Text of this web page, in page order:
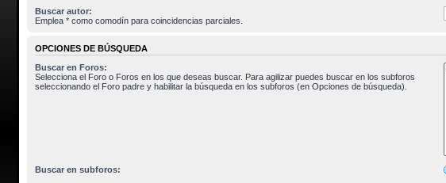
Buscar autor:
Emplea * como comodín para coincidencias parciales.
OPCIONES DE BÚSQUEDA
Buscar en Foros:
Selecciona el Foro o Foros en los que deseas buscar. Para agilizar puedes buscar en los subforos
seleccionando el Foro padre y habilitar la búsqueda en los subforos (en Opciones de búsqueda).
Buscar en subforos: